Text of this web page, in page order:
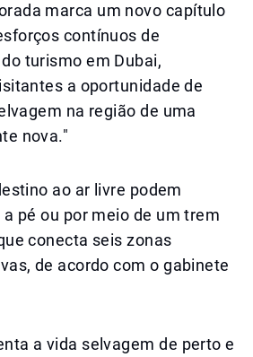
marca um novo capítulo
contínuos de
turismo em Dubai,
a oportunidade de
na região de uma
nova."
ao ar livre podem
pé ou por meio de um trem
conecta seis zonas
de acordo com o gabinete
a vida selvagem de perto e